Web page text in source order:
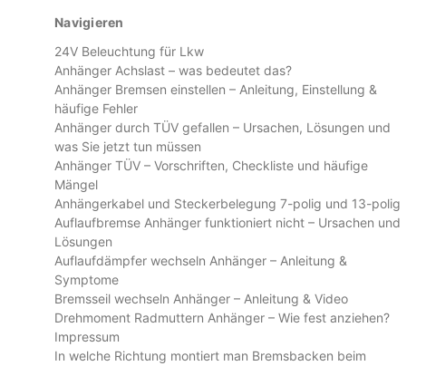
Navigieren
24V Beleuchtung für Lkw
Anhänger Achslast – was bedeutet das?
Anhänger Bremsen einstellen – Anleitung, Einstellung &
häufige Fehler
Anhänger durch TÜV gefallen – Ursachen, Lösungen und
was Sie jetzt tun müssen
Anhänger TÜV – Vorschriften, Checkliste und häufige
Mängel
Anhängerkabel und Steckerbelegung 7-polig und 13-polig
Auflaufbremse Anhänger funktioniert nicht – Ursachen und
Lösungen
Auflaufdämpfer wechseln Anhänger – Anleitung &
Symptome
Bremsseil wechseln Anhänger – Anleitung & Video
Drehmoment Radmuttern Anhänger – Wie fest anziehen?
Impressum
In welche Richtung montiert man Bremsbacken beim